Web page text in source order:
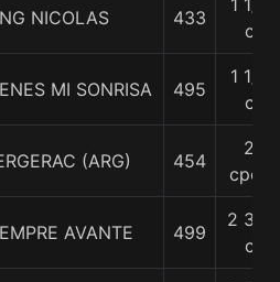
NICOLAS 433
1 1/4
c
MI SONRISA 495
1 1/4
c
(ARG) 454
2
cpos
AVANTE 499
2 3/4
c